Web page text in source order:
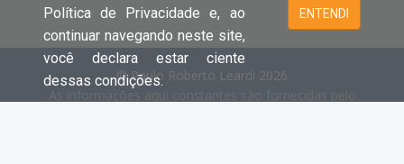
© Paulo Roberto Leardi 2026
Política de Privacidade e, ao
continuar navegando neste site,
você declara estar ciente
dessas condições.
ENTENDI